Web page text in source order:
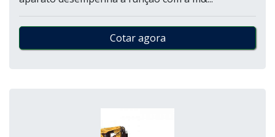
Cotar agora